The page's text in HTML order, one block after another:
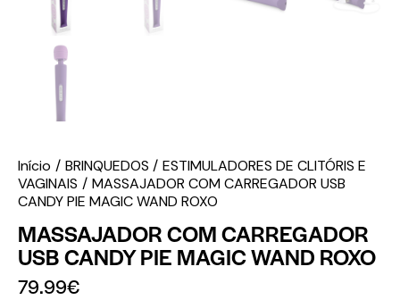
Início BRINQUEDOS
ESTIMULADORES DE CLITÓRIS E
VAGINAIS
MASSAJADOR COM CARREGADOR USB
CANDY PIE MAGIC WAND ROXO
MASSAJADOR COM CARREGADOR
USB CANDY PIE MAGIC WAND ROXO
79.99€